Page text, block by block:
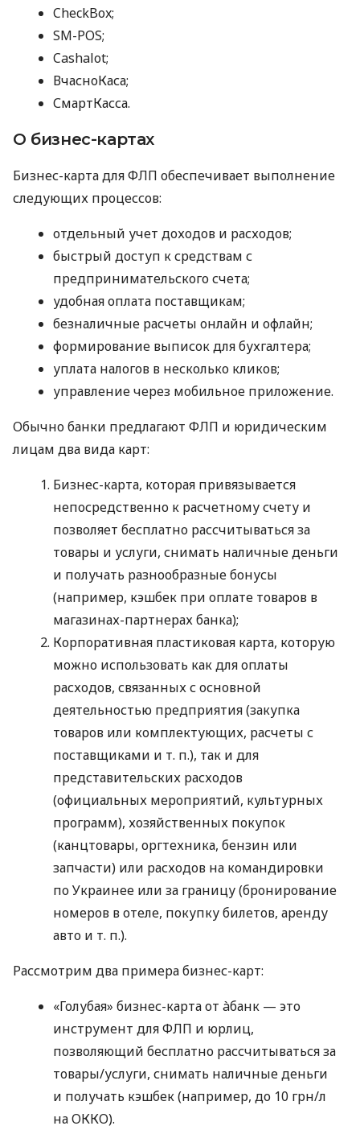
CheckBox;
SM-POS;
Cashalot;
ВчасноКаса;
СмартКасса.
О бизнес-картах
Бизнес-карта для ФЛП обеспечивает выполнение
следующих процессов:
отдельный учет доходов и расходов;
быстрый доступ к средствам с
предпринимательского счета;
удобная оплата поставщикам;
безналичные расчеты онлайн и офлайн;
формирование выписок для бухгалтера;
уплата налогов в несколько кликов;
управление через мобильное приложение.
Обычно банки предлагают ФЛП и юридическим
лицам два вида карт:
Бизнес-карта, которая привязывается
непосредственно к расчетному счету и
позволяет бесплатно рассчитываться за
товары и услуги, снимать наличные деньги
и получать разнообразные бонусы
(например, кэшбек при оплате товаров в
магазинах-партнерах банка);
Корпоративная пластиковая карта, которую
можно использовать как для оплаты
расходов, связанных с основной
деятельностью предприятия (закупка
товаров или комплектующих, расчеты с
поставщиками и т. п.), так и для
представительских расходов
(официальных мероприятий, культурных
программ), хозяйственных покупок
(канцтовары, оргтехника, бензин или
запчасти) или расходов на командировки
по Украинее или за границу (бронирование
номеров в отеле, покупку билетов, аренду
авто и т. п.).
Рассмотрим два примера бизнес-карт:
«Голубая» бизнес-карта от àбанк — это
инструмент для ФЛП и юрлиц,
позволяющий бесплатно рассчитываться за
товары/услуги, снимать наличные деньги
и получать кэшбек (например, до 10 грн/л
на ОККО).